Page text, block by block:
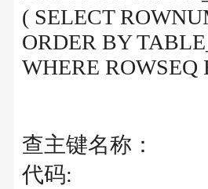
( SELECT
ORDER BY
WHERE
查主键名称：
代码: